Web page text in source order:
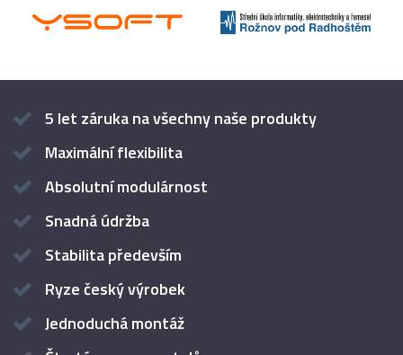
5 let záruka na všechny naše produkty
Maximální flexibilita
Absolutní modulárnost
Snadná údržba
Stabilita především
Ryze český výrobek
Jednoduchá montáž